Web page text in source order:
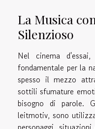
La Musica
Silenzioso
Nel cinema
fondamentale per la
spesso il mezzo
sottili sfumature
bisogno di parole.
leitmotiv, sono